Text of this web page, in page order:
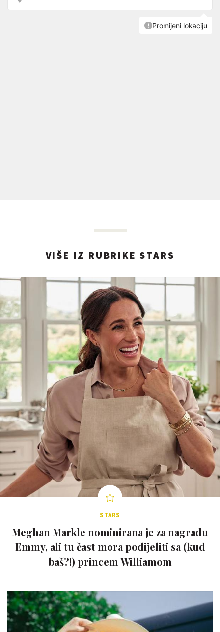
VIŠE IZ RUBRIKE STARS
STARS
Meghan Markle nominirana je za nagradu
Emmy, ali tu čast mora podijeliti sa (kud
baš?!) princem Williamom